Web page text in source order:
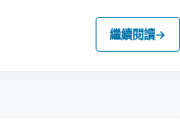
繼續閱讀→